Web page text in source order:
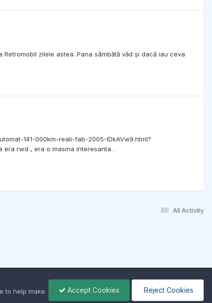
zilele astea. Pana sâmbătă văd și dacă iau ceva
141-000km-reali-fab-2005-IDkAVw9.html?
era rwd , era o masina interesanta .
All Activity
to help make
Accept Cookies Reject Cookies